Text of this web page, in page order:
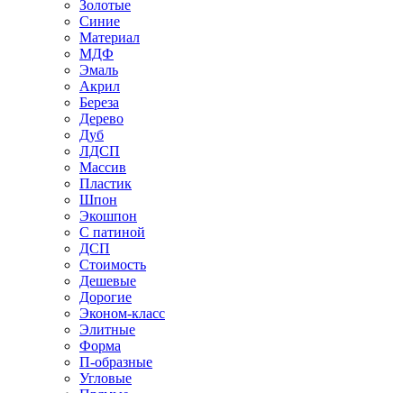
Золотые
Синие
Материал
МДФ
Эмаль
Акрил
Береза
Дерево
Дуб
ЛДСП
Массив
Пластик
Шпон
Экошпон
С патиной
ДСП
Стоимость
Дешевые
Дорогие
Эконом-класс
Элитные
Форма
П-образные
Угловые